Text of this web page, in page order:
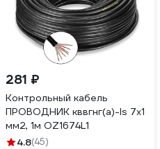
281 ₽
Контрольный кабель
ПРОВОДНИК кввгнг(a)-ls 7x1
мм2, 1м OZ1674L1
4.8(45)